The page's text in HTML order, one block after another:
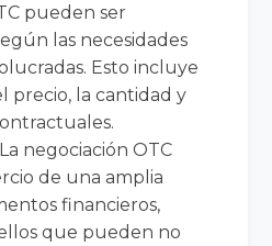
pueden ser
las necesidades
Esto incluye
precio, la cantidad y
negociación OTC
de una amplia
financieros,
que pueden no